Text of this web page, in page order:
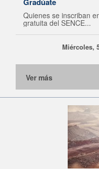
Quienes se inscriban
gratuita del SENCE...
Miércoles,
Ver más